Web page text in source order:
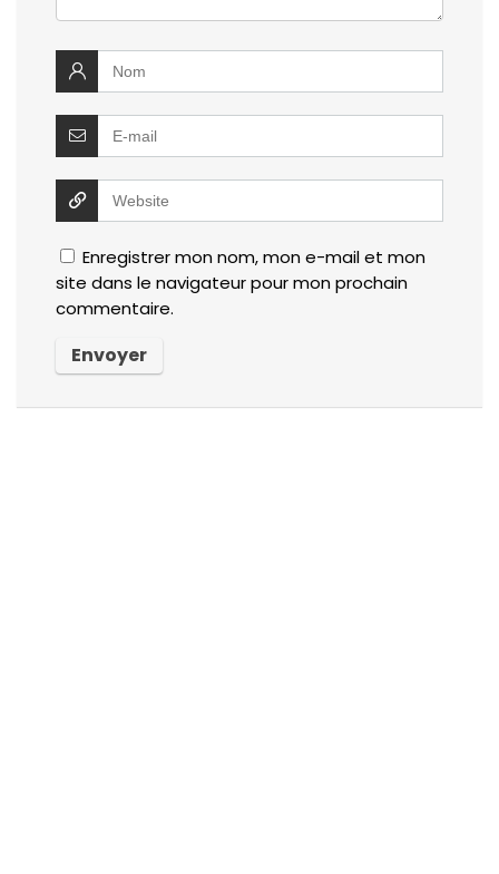
Enregistrer mon nom, mon e-mail et mon
site dans le navigateur pour mon prochain
commentaire.